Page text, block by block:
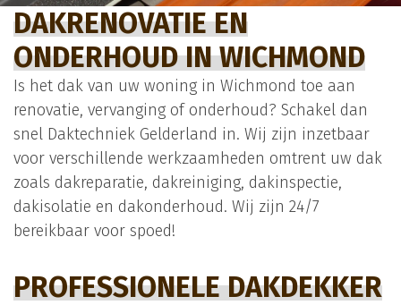
DAKRENOVATIE EN
ONDERHOUD IN WICHMOND
Is het dak van uw woning in Wichmond toe aan
renovatie, vervanging of onderhoud? Schakel dan
snel Daktechniek Gelderland in. Wij zijn inzetbaar
voor verschillende werkzaamheden omtrent uw dak
zoals dakreparatie, dakreiniging, dakinspectie,
dakisolatie en dakonderhoud. Wij zijn 24/7
bereikbaar voor spoed!
PROFESSIONELE DAKDEKKER